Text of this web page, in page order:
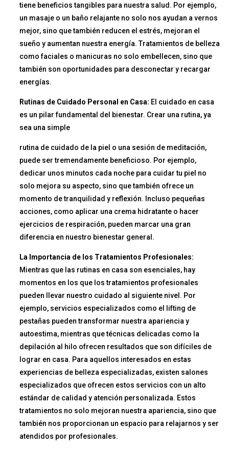
tiene beneficios tangibles para nuestra salud. Por ejemplo,
un masaje o un baño relajante no solo nos ayudan a vernos
mejor, sino que también reducen el estrés, mejoran el
sueño y aumentan nuestra energía. Tratamientos de belleza
como faciales o manicuras no solo embellecen, sino que
también son oportunidades para desconectar y recargar
energías.
Rutinas de Cuidado Personal en Casa: El cuidado en casa
es un pilar fundamental del bienestar. Crear una rutina, ya
sea una simple
rutina de cuidado de la piel o una sesión de meditación,
puede ser tremendamente beneficioso. Por ejemplo,
dedicar unos minutos cada noche para cuidar tu piel no
solo mejora su aspecto, sino que también ofrece un
momento de tranquilidad y reflexión. Incluso pequeñas
acciones, como aplicar una crema hidratante o hacer
ejercicios de respiración, pueden marcar una gran
diferencia en nuestro bienestar general.
La Importancia de los Tratamientos Profesionales:
Mientras que las rutinas en casa son esenciales, hay
momentos en los que los tratamientos profesionales
pueden llevar nuestro cuidado al siguiente nivel. Por
ejemplo, servicios especializados como el lifting de
pestañas pueden transformar nuestra apariencia y
autoestima, mientras que técnicas delicadas como la
depilación al hilo ofrecen resultados que son difíciles de
lograr en casa. Para aquellos interesados en estas
experiencias de belleza especializadas, existen salones
especializados que ofrecen estos servicios con un alto
estándar de calidad y atención personalizada. Estos
tratamientos no solo mejoran nuestra apariencia, sino que
también nos proporcionan un espacio para relajarnos y ser
atendidos por profesionales.